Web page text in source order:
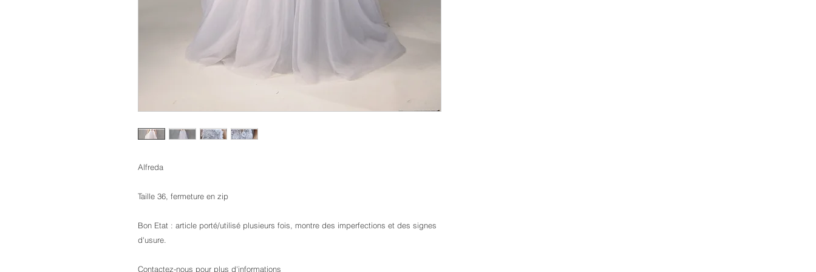
Alfreda
Taille 36, fermeture en zip
Bon Etat : article porté/utilisé plusieurs fois, montre des imperfections et des signes
d'usure.
Contactez-nous pour plus d'informations